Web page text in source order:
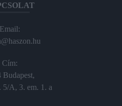
Email:
Cím:
Budapest,
5/A, 3. em. 1. a